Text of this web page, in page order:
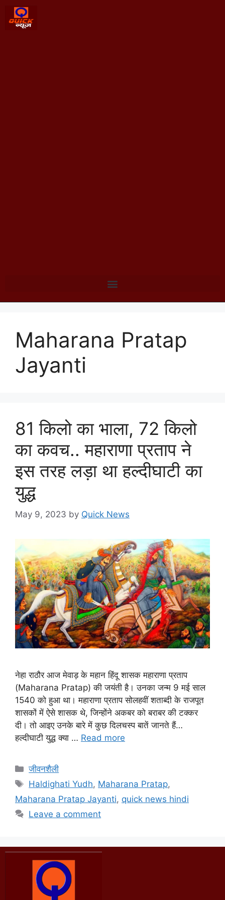
Maharana Pratap
Jayanti
81 किलो का भाला, 72 किलो
का कवच.. महाराणा प्रताप ने
इस तरह लड़ा था हल्दीघाटी का
युद्ध
May 9, 2023 by Quick News
नेहा राठौर आज मेवाड़ के महान हिंदू शासक महाराणा प्रताप
(Maharana Pratap) की जयंती है। उनका जन्म 9 मई साल
1540 को हुआ था। महाराणा प्रताप सोलहवीं शताब्दी के राजपूत
शासकों में ऐसे शासक थे, जिन्होंने अकबर को बराबर की टक्कर
दी। तो आइए उनके बारे में कुछ दिलचस्प बातें जानते हैं…
हल्दीघाटी युद्ध क्या … Read more
जीवनशैली
Haldighati Yudh, Maharana Pratap,
Maharana Pratap Jayanti, quick news hindi
Leave a comment